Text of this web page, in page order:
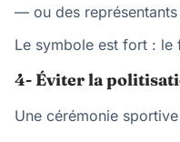
— ou des
Le symbole est fort :
4- Éviter la
Une cérémonie